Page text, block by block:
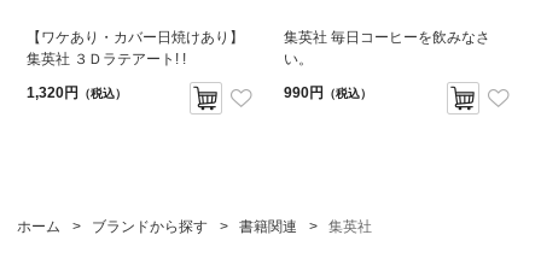
【ワケあり・カバー日焼けあり】
集英社 ３Ｄラテアート! !
1,320円
（税込）
集英社 毎日コーヒーを飲みなさ
い。
990円
（税込）
ホーム > ブランドから探す > 書籍関連 > 集英社